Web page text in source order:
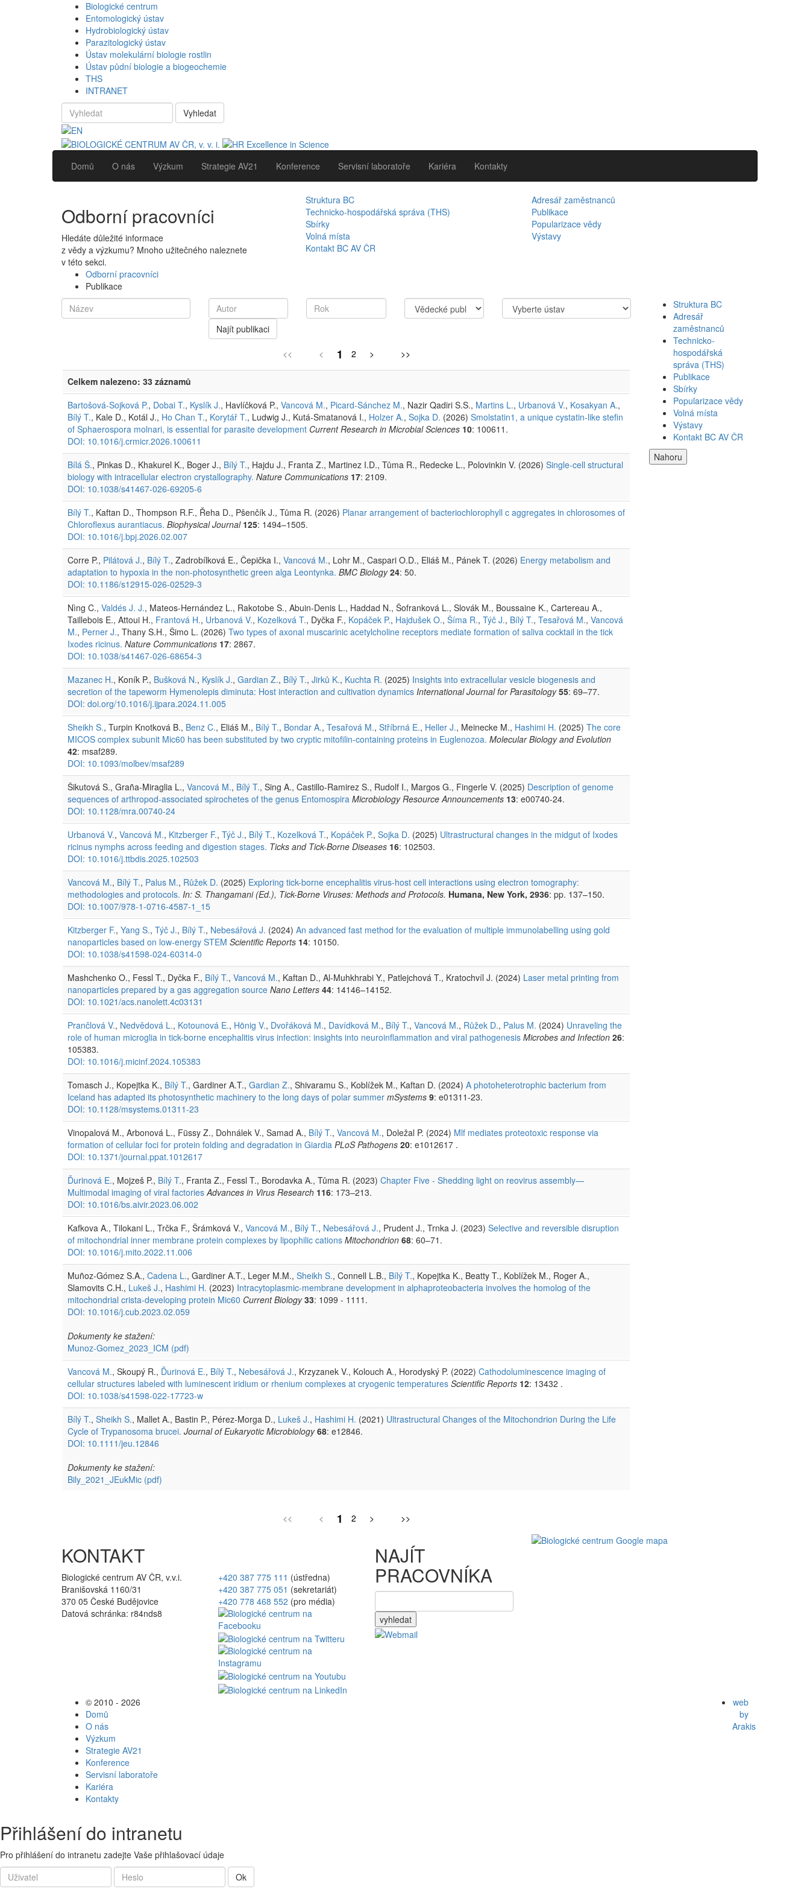
Biologické centrum
Entomologický ústav
Hydrobiologický ústav
Parazitologický ústav
Ústav molekulární biologie rostlin
Ústav půdní biologie a biogeochemie
THS
INTRANET
Vyhledat
Domů O nás Výzkum Strategie AV21 Konference Servisní laboratoře Kariéra Kontakty
Odborní pracovníci
Hledáte důležité informace
z vědy a výzkumu? Mnoho užitečného naleznete
v této sekci.
Struktura BC
Adresář zaměstnanců
Technicko-hospodářská správa (THS)
Publikace
Sbírky
Popularizace vědy
Volná místa
Výstavy
Kontakt BC AV ČR
Odborní pracovníci
Publikace
Najít publikaci
<< < 1 2 > >>
Celkem nalezeno: 33 záznamů
Bartošová-Sojková P., Dobai T., Kyslík J., Havlíčková P., Vancová M., Picard-Sánchez M., Nazir Qadiri S.S., Martins L., Urbanová V., Kosakyan A.,
Bílý T., Kale D., Kotál J., Ho Chan T., Korytář T., Ludwig J., Kutá-Smatanová I., Holzer A., Sojka D. (2026) Smolstatin1, a unique cystatin-like stefin
of Sphaerospora molnari, is essential for parasite development Current Research in Microbial Sciences 10: 100611.
DOI: 10.1016/j.crmicr.2026.100611
Bílá Š., Pinkas D., Khakurel K., Boger J., Bílý T., Hajdu J., Franta Z., Martinez I.D., Tůma R., Redecke L., Polovinkin V. (2026) Single-cell structural
biology with intracellular electron crystallography. Nature Communications 17: 2109.
DOI: 10.1038/s41467-026-69205-6
Bílý T., Kaftan D., Thompson R.F., Řeha D., Pšenčík J., Tůma R. (2026) Planar arrangement of bacteriochlorophyll c aggregates in chlorosomes of
Chloroflexus aurantiacus. Biophysical Journal 125: 1494–1505.
DOI: 10.1016/j.bpj.2026.02.007
Corre P., Pilátová J., Bílý T., Zadrobílková E., Čepička I., Vancová M., Lohr M., Caspari O.D., Eliáš M., Pánek T. (2026) Energy metabolism and
adaptation to hypoxia in the non‑photosynthetic green alga Leontynka. BMC Biology 24: 50.
DOI: 10.1186/s12915-026-02529-3
Nìng C., Valdés J. J., Mateos-Hernández L., Rakotobe S., Abuin-Denis L., Haddad N., Šofranková L., Slovák M., Boussaine K., Cartereau A.,
Taillebois E., Attoui H., Frantová H., Urbanová V., Kozelková T., Dyčka F., Kopáček P., Hajdušek O., Šíma R., Týč J., Bílý T., Tesařová M., Vancová
M., Perner J., Thany S.H., Šimo L. (2026) Two types of axonal muscarinic acetylcholine receptors mediate formation of saliva cocktail in the tick
Ixodes ricinus. Nature Communications 17: 2867.
DOI: 10.1038/s41467-026-68654-3
Mazanec H., Koník P., Bušková N., Kyslík J., Gardian Z., Bílý T., Jirků K., Kuchta R. (2025) Insights into extracellular vesicle biogenesis and
secretion of the tapeworm Hymenolepis diminuta: Host interaction and cultivation dynamics International Journal for Parasitology 55: 69–77.
DOI: doi.org/10.1016/j.ijpara.2024.11.005
Sheikh S., Turpin Knotková B., Benz C., Eliáš M., Bílý T., Bondar A., Tesařová M., Stříbrná E., Heller J., Meinecke M., Hashimi H. (2025) The core
MICOS complex subunit Mic60 has been substituted by two cryptic mitofilin-containing proteins in Euglenozoa. Molecular Biology and Evolution
42: msaf289.
DOI: 10.1093/molbev/msaf289
Šikutová S., Graña-Miraglia L., Vancová M., Bílý T., Sing A., Castillo-Ramirez S., Rudolf I., Margos G., Fingerle V. (2025) Description of genome
sequences of arthropod-associated spirochetes of the genus Entomospira Microbiology Resource Announcements 13: e00740-24.
DOI: 10.1128/mra.00740-24
Urbanová V., Vancová M., Kitzberger F., Týč J., Bílý T., Kozelková T., Kopáček P., Sojka D. (2025) Ultrastructural changes in the midgut of Ixodes
ricinus nymphs across feeding and digestion stages. Ticks and Tick-Borne Diseases 16: 102503.
DOI: 10.1016/j.ttbdis.2025.102503
Vancová M., Bílý T., Palus M., Růžek D. (2025) Exploring tick-borne encephalitis virus-host cell interactions using electron tomography:
methodologies and protocols. In: S. Thangamani (Ed.), Tick-Borne Viruses: Methods and Protocols. Humana, New York, 2936: pp. 137–150.
DOI: 10.1007/978-1-0716-4587-1_15
Kitzberger F., Yang S., Týč J., Bílý T., Nebesářová J. (2024) An advanced fast method for the evaluation of multiple immunolabelling using gold
nanoparticles based on low-energy STEM Scientific Reports 14: 10150.
DOI: 10.1038/s41598-024-60314-0
Mashchenko O., Fessl T., Dyčka F., Bílý T., Vancová M., Kaftan D., Al-Muhkhrabi Y., Patlejchová T., Kratochvíl J. (2024) Laser metal printing from
nanoparticles prepared by a gas aggregation source Nano Letters 44: 14146–14152.
DOI: 10.1021/acs.nanolett.4c03131
Prančlová V., Nedvědová L., Kotounová E., Hönig V., Dvořáková M., Davídková M., Bílý T., Vancová M., Růžek D., Palus M. (2024) Unraveling the
role of human microglia in tick-borne encephalitis virus infection: insights into neuroinflammation and viral pathogenesis Microbes and Infection 26:
105383.
DOI: 10.1016/j.micinf.2024.105383
Tomasch J., Kopejtka K., Bílý T., Gardiner A.T., Gardian Z., Shivaramu S., Koblížek M., Kaftan D. (2024) A photoheterotrophic bacterium from
Iceland has adapted its photosynthetic machinery to the long days of polar summer mSystems 9: e01311-23.
DOI: 10.1128/msystems.01311-23
Vinopalová M., Arbonová L., Füssy Z., Dohnálek V., Samad A., Bílý T., Vancová M., Doležal P. (2024) Mlf mediates proteotoxic response via
formation of cellular foci for protein folding and degradation in Giardia PLoS Pathogens 20: e1012617 .
DOI: 10.1371/journal.ppat.1012617
Ďurinová E., Mojzeš P., Bílý T., Franta Z., Fessl T., Borodavka A., Tůma R. (2023) Chapter Five - Shedding light on reovirus assembly—
Multimodal imaging of viral factories Advances in Virus Research 116: 173–213.
DOI: 10.1016/bs.aivir.2023.06.002
Kafkova A., Tilokani L., Trčka F., Šrámková V., Vancová M., Bílý T., Nebesářová J., Prudent J., Trnka J. (2023) Selective and reversible disruption
of mitochondrial inner membrane protein complexes by lipophilic cations Mitochondrion 68: 60–71.
DOI: 10.1016/j.mito.2022.11.006
Muñoz-Gómez S.A., Cadena L., Gardiner A.T., Leger M.M., Sheikh S., Connell L.B., Bílý T., Kopejtka K., Beatty T., Koblížek M., Roger A.,
Slamovits C.H., Lukeš J., Hashimi H. (2023) Intracytoplasmic-membrane development in alphaproteobacteria involves the homolog of the
mitochondrial crista-developing protein Mic60 Current Biology 33: 1099 - 1111.
DOI: 10.1016/j.cub.2023.02.059
Dokumenty ke stažení:
Munoz-Gomez_2023_ICM (pdf)
Vancová M., Skoupý R., Ďurinová E., Bílý T., Nebesářová J., Krzyzanek V., Kolouch A., Horodyský P. (2022) Cathodoluminescence imaging of
cellular structures labeled with luminescent iridium or rhenium complexes at cryogenic temperatures Scientific Reports 12: 13432 .
DOI: 10.1038/s41598-022-17723-w
Bílý T., Sheikh S., Mallet A., Bastin P., Pérez-Morga D., Lukeš J., Hashimi H. (2021) Ultrastructural Changes of the Mitochondrion During the Life
Cycle of Trypanosoma brucei. Journal of Eukaryotic Microbiology 68: e12846.
DOI: 10.1111/jeu.12846
Dokumenty ke stažení:
Bily_2021_JEukMic (pdf)
<< < 1 2 > >>
Struktura BC
Adresář
zaměstnanců
Technicko-
hospodářská
správa (THS)
Publikace
Sbírky
Popularizace vědy
Volná místa
Výstavy
Kontakt BC AV ČR
Nahoru
KONTAKT
Biologické centrum AV ČR, v.v.i.
Branišovská 1160/31
370 05 České Budějovice
Datová schránka: r84nds8
+420 387 775 111 (ústředna)
+420 387 775 051 (sekretariát)
+420 778 468 552 (pro média)
NAJÍT
PRACOVNÍKA
vyhledat
© 2010 - 2026
Domů
O nás
Výzkum
Strategie AV21
Konference
Servisní laboratoře
Kariéra
Kontakty
web
by
Arakis
Přihlášení do intranetu
Pro přihlášení do intranetu zadejte Vaše přihlašovací údaje
Ok